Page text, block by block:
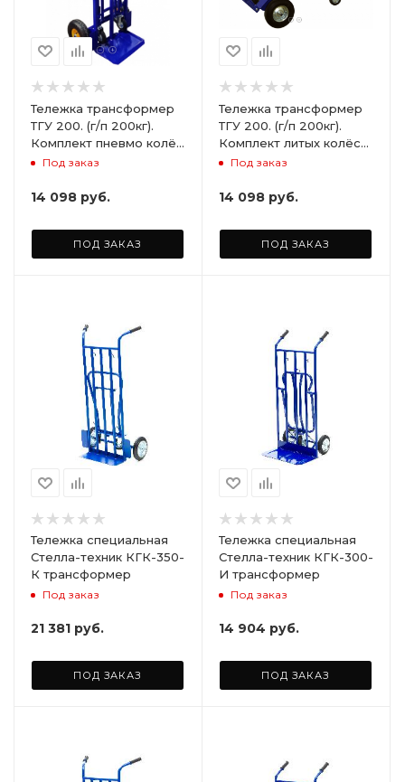
Тележка трансформер
ТГУ 200. (г/п 200кг).
Комплект пневмо колёс
для ТГУ (2шт)
Под заказ
14 098 руб.
ПОД ЗАКАЗ
Тележка трансформер
ТГУ 200. (г/п 200кг).
Комплект литых колёс
для ТГУ (2 шт)
Под заказ
14 098 руб.
ПОД ЗАКАЗ
Тележка специальная
Стелла-техник КГК-350-
К трансформер
Под заказ
21 381 руб.
ПОД ЗАКАЗ
Тележка специальная
Стелла-техник КГК-300-
И трансформер
Под заказ
14 904 руб.
ПОД ЗАКАЗ